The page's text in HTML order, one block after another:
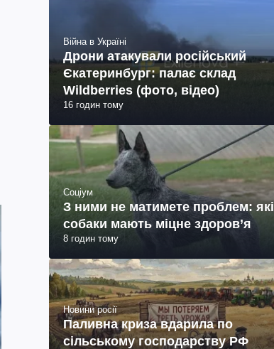
Війна в Україні
Дрони атакували російський
Єкатеринбург: палає склад
Wildberries (фото, відео)
16 годин тому
Соціум
З ними не матимете проблем: які
собаки мають міцне здоров’я
8 годин тому
Новини росії
Паливна криза вдарила по
сільському господарству РФ